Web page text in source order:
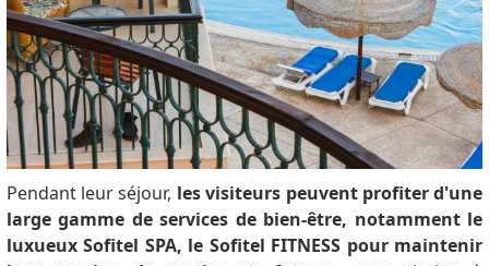
Pendant leur séjour, les visiteurs peuvent profiter d'une
large gamme de services de bien-être, notamment le
luxueux Sofitel SPA, le Sofitel FITNESS pour maintenir